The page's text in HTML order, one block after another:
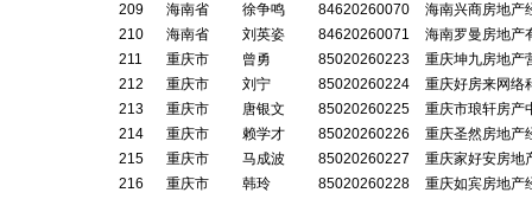
209
海南省 徐争鸣 84620260070
海南兴商房地产
210
海南省 刘英姿 84620260071
海南罗曼房地产
211
重庆市 曾勇 85020260223
重庆坤九房地产
212
重庆市 刘宁 85020260224
重庆好房来网络
213
重庆市 唐银文 85020260225
重庆市琅轩房产
214
重庆市 赖学才 85020260226
重庆圣然房地产
215
重庆市 马成波 85020260227
重庆家好安房地
216
重庆市 韩玲 85020260228
重庆如宾房地产